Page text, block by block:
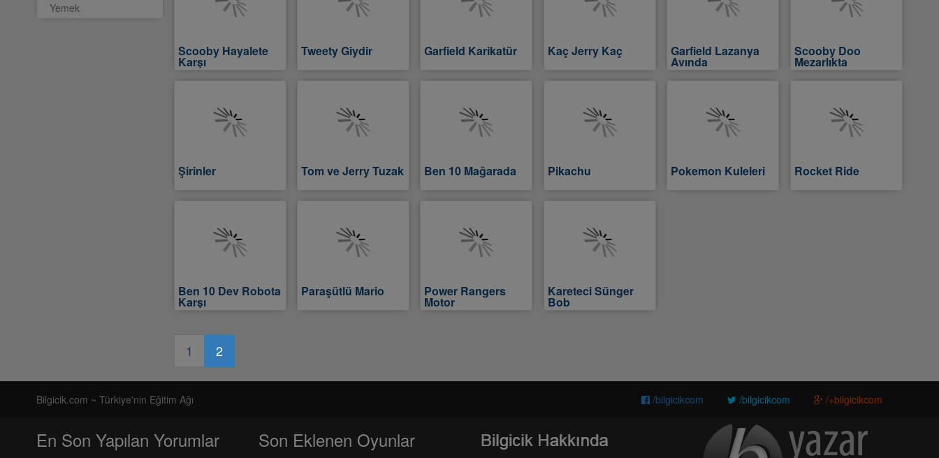
Yemek
Scooby Hayalete
Karşı
Tweety Giydir Garfield Karikatür Kaç Jerry Kaç Garfield Lazanya
Avında
Scooby Doo
Mezarlıkta
Şirinler Tom ve Jerry Tuzak Ben 10 Mağarada Pikachu Pokemon Kuleleri Rocket Ride
Ben 10 Dev Robota
Karşı
Paraşütlü Mario Power Rangers
Motor
Kareteci Sünger
Bob
1 2
Bilgicik.com ~ Türkiye'nin Eğitim Ağı /bilgicikcom /bilgicikcom /+bilgicikcom
En Son Yapılan Yorumlar Son Eklenen Oyunlar